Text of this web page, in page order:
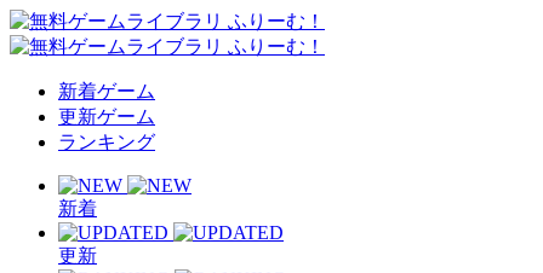
新着ゲーム
更新ゲーム
ランキング
新着
更新